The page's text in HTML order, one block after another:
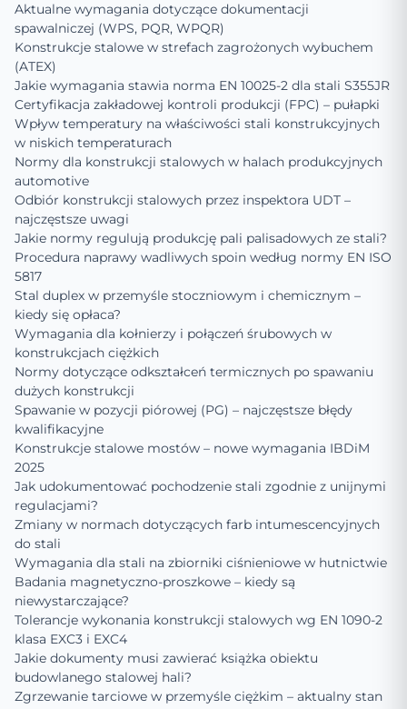
Aktualne wymagania dotyczące dokumentacji
spawalniczej (WPS, PQR, WPQR)
Konstrukcje stalowe w strefach zagrożonych wybuchem
(ATEX)
Jakie wymagania stawia norma EN 10025-2 dla stali S355JR
Certyfikacja zakładowej kontroli produkcji (FPC) – pułapki
Wpływ temperatury na właściwości stali konstrukcyjnych
w niskich temperaturach
Normy dla konstrukcji stalowych w halach produkcyjnych
automotive
Odbiór konstrukcji stalowych przez inspektora UDT –
najczęstsze uwagi
Jakie normy regulują produkcję pali palisadowych ze stali?
Procedura naprawy wadliwych spoin według normy EN ISO
5817
Stal duplex w przemyśle stoczniowym i chemicznym –
kiedy się opłaca?
Wymagania dla kołnierzy i połączeń śrubowych w
konstrukcjach ciężkich
Normy dotyczące odkształceń termicznych po spawaniu
dużych konstrukcji
Spawanie w pozycji piórowej (PG) – najczęstsze błędy
kwalifikacyjne
Konstrukcje stalowe mostów – nowe wymagania IBDiM
2025
Jak udokumentować pochodzenie stali zgodnie z unijnymi
regulacjami?
Zmiany w normach dotyczących farb intumescencyjnych
do stali
Wymagania dla stali na zbiorniki ciśnieniowe w hutnictwie
Badania magnetyczno-proszkowe – kiedy są
niewystarczające?
Tolerancje wykonania konstrukcji stalowych wg EN 1090-2
klasa EXC3 i EXC4
Jakie dokumenty musi zawierać książka obiektu
budowlanego stalowej hali?
Zgrzewanie tarciowe w przemyśle ciężkim – aktualny stan